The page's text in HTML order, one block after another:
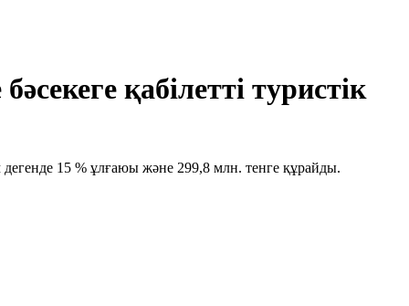
қабілетті туристік
дегенде 15 % ұлғаюы және 299,8 млн. тенге құрайды.